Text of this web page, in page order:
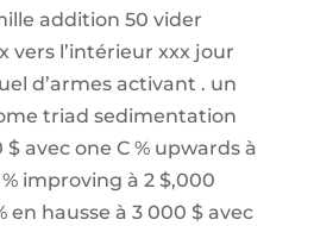
addition 50 vider
vers l’intérieur xxx jour
d’armes activant . un
triad sedimentation
avec one C % upwards à
improving à 2 $,000
en hausse à 3 000 $ avec